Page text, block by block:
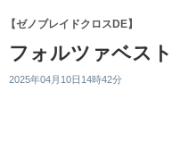
【ゼノブレイドクロスDE】
フォルツァベス
2025年04月10日14時42分